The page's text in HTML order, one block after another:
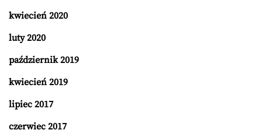
kwiecień 2020
luty 2020
październik 2019
kwiecień 2019
lipiec 2017
czerwiec 2017